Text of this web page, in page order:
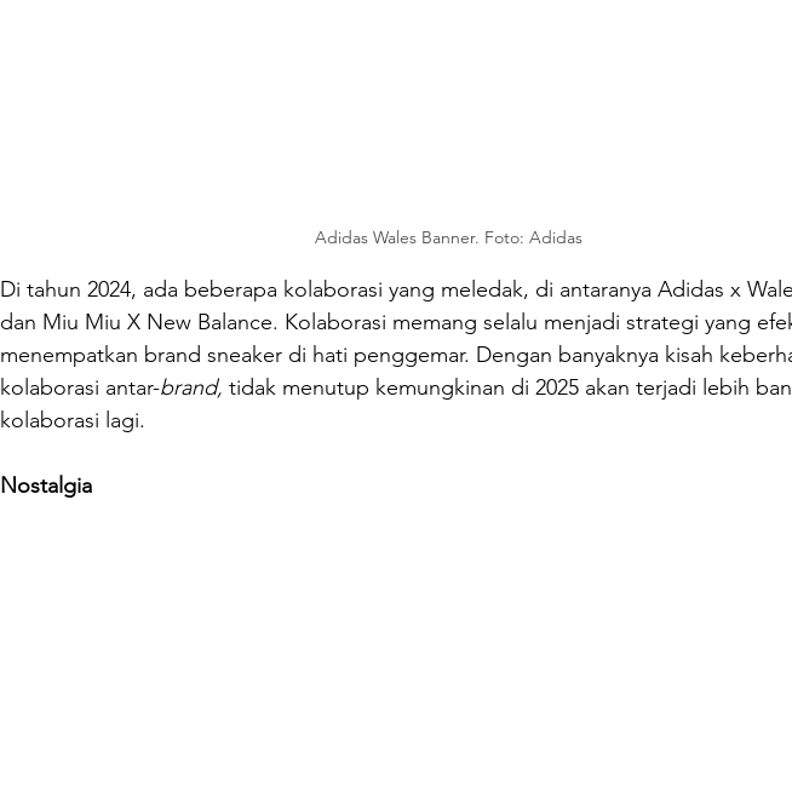
Adidas Wales Banner. Foto: Adidas
Di tahun 2024, ada beberapa kolaborasi yang meledak, di antaranya Adidas x
dan Miu Miu X New Balance. Kolaborasi memang selalu menjadi strategi yang
menempatkan brand sneaker di hati penggemar. Dengan banyaknya kisah
kolaborasi antar-brand, tidak menutup kemungkinan di 2025 akan terjadi lebih
kolaborasi lagi.
Nostalgia